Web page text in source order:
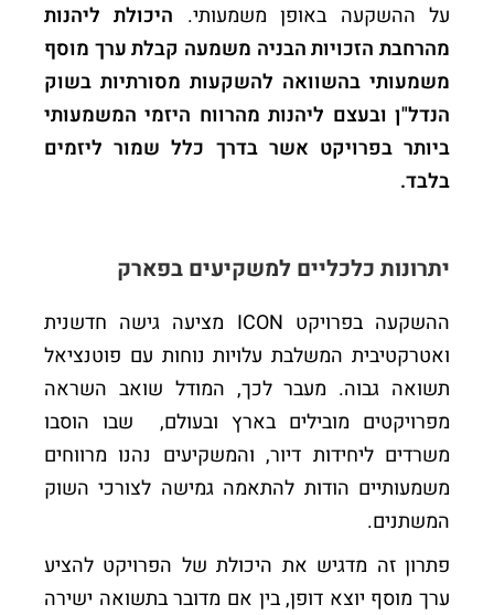
על ההשקעה באופן משמעותי. היכולת ליהנות
מהרחבת הזכויות הבניה משמעה קבלת ערך מוסף
משמעותי בהשוואה להשקעות מסורתיות בשוק
הנדל"ן ובעצם ליהנות מהרווח היזמי המשמעותי
ביותר בפרויקט אשר בדרך כלל שמור ליזמים
בלבד.
יתרונות כלכליים למשקיעים בפארק
ההשקעה בפרויקט ICON מציעה גישה חדשנית
ואטרקטיבית המשלבת עלויות נוחות עם פוטנציאל
תשואה גבוה. מעבר לכך, המודל שואב השראה
מפרויקטים מובילים בארץ ובעולם, שבו הוסבו
משרדים ליחידות דיור, והמשקיעים נהנו מרווחים
משמעותיים הודות להתאמה גמישה לצורכי השוק
המשתנים.
פתרון זה מדגיש את היכולת של הפרויקט להציע
ערך מוסף יוצא דופן, בין אם מדובר בתשואה ישירה